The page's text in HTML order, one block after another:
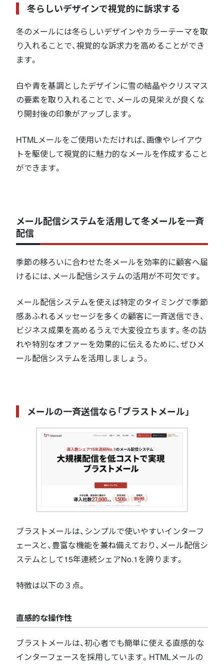
冬らしいデザインで視覚的に訴求する
冬のメールには冬らしいデザインやカラーテーマを取
り入れることで、視覚的な訴求力を高めることができ
ます。
白や青を基調としたデザインに雪の結晶やクリスマス
の要素を取り入れることで、メールの見栄えが良くな
り開封後の印象がアップします。
HTMLメールをご使用いただければ、画像やレイアウ
トを駆使して視覚的に魅力的なメールを作成すること
ができます。
メール配信システムを活用して冬メールを一斉
配信
季節の移ろいに合わせた冬メールを効率的に顧客へ届
けるには、メール配信システムの活用が不可欠です。
メール配信システムを使えば特定のタイミングで季節
感あふれるメッセージを多くの顧客に一斉送信でき、
ビジネス成果を高めるうえで大変役立ちます。冬の訪
れや特別なオファーを効果的に伝えるために、ぜひメ
ール配信システムを活用しましょう。
メールの一斉送信なら「ブラストメール」
ブラストメールは、シンプルで使いやすいインターフ
ェースと、豊富な機能を兼ね備えており、メール配信シ
ステムとして15年連続シェアNo.1を誇ります。
特徴は以下の３点。
直感的な操作性
ブラストメールは、初心者でも簡単に使える直感的な
インターフェースを採用しています。HTMLメールの